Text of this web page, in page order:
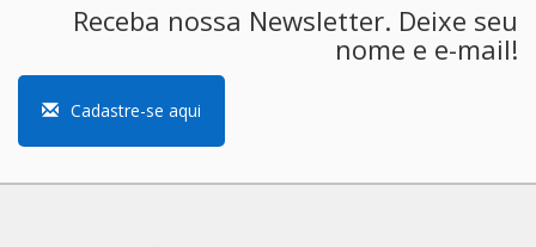
Receba nossa Newsletter. Deixe seu
nome e e-mail!
Cadastre-se aqui